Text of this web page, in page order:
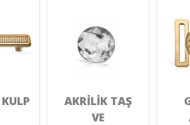
AKRİLİK TAŞ
VE